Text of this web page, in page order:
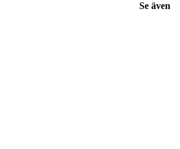
Se även